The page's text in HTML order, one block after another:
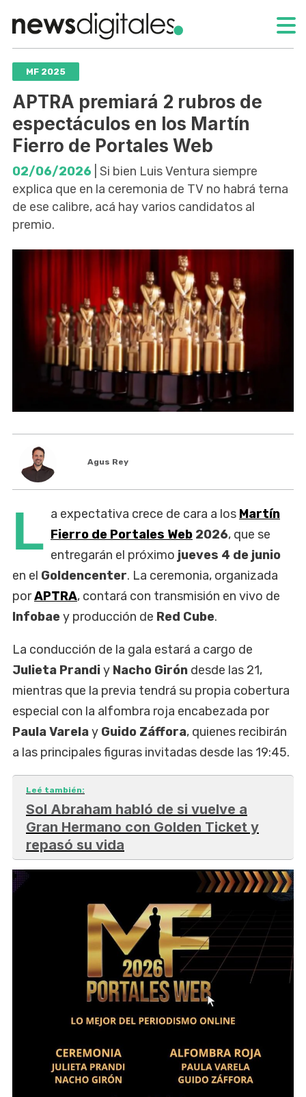
MF 2025
APTRA premiará 2 rubros de
espectáculos en los Martín
Fierro de Portales Web
02/06/2026 | Si bien Luis Ventura siempre
explica que en la ceremonia de TV no habrá terna
de ese calibre, acá hay varios candidatos al
premio.
Agus Rey
L a expectativa crece de cara a los Martín
Fierro de Portales Web 2026, que se
entregarán el próximo jueves 4 de junio
en el Goldencenter. La ceremonia, organizada
porAPTRA, contará con transmisión en vivo de
Infobae y producción de Red Cube.
La conducción de la gala estará a cargo de
Julieta Prandiy Nacho Girón desde las 21,
mientras que la previa tendrá su propia cobertura
especial con la alfombra roja encabezada por
Paula Varelay Guido Záffora, quienes recibirán
a las principales figuras invitadas desde las 19:45.
Leé también:
Sol Abraham habló de si vuelve a
Gran Hermano con Golden Ticket y
repasó su vida